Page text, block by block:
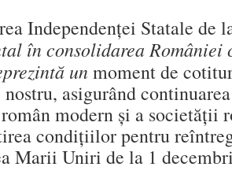
Independenței Statale de
în consolidarea României
unmoment de
asigurând
modern și a societății
condițiilor pentru
Marii Uniri de la 1